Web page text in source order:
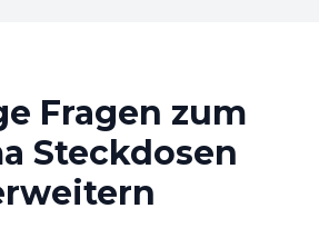
Fragen zum
Steckdosen